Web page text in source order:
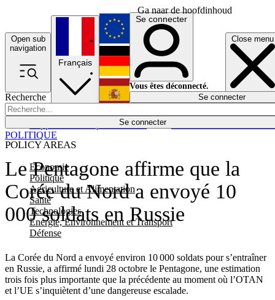
Ga naar de hoofdinhoud
Open sub
navigation
Close menu
Recherche
Se connecter
POLICY AREAS
Economie
Politique
Agriculture et Alimentation
Santé
Technologies
Energie, Environnement et Transport
Défense
Économie
Français
English
Deutsch
Español
Se connecter
Vous êtes déconnecté.
Se connecter
Le Pentagone affirme que la
Corée du Nord a envoyé 10
000 soldats en Russie
La Corée du Nord a envoyé environ 10 000 soldats pour s’entraîner
en Russie, a affirmé lundi 28 octobre le Pentagone, une estimation
trois fois plus importante que la précédente au moment où l’OTAN
et l’UE s’inquiètent d’une dangereuse escalade.
POLITIQUE